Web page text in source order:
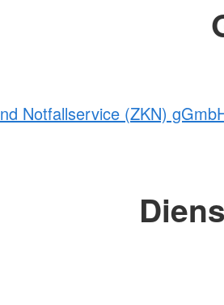
Notfallservice (ZKN)